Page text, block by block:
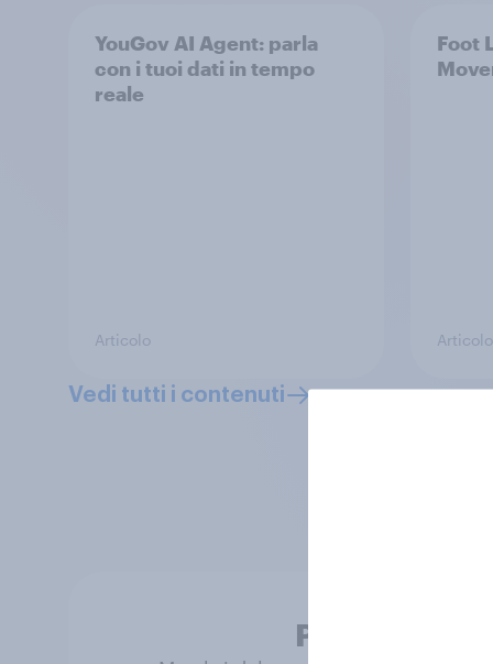
YouGov AI Agent: parla
con i tuoi dati in tempo
reale
Articolo
Foot
Articolo
Vedi tutti i contenuti
Puoi
alimentati
Persone reali